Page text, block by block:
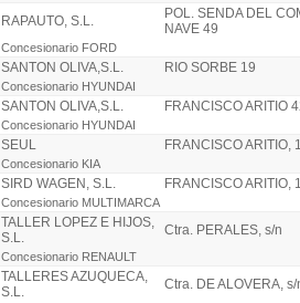
RAPAUTO, S.L.
POL. SENDA DEL
NAVE 49
Concesionario FORD
SANTON OLIVA,S.L. RIO SORBE 19
Concesionario HYUNDAI
SANTON OLIVA,S.L. FRANCISCO ARITIO
Concesionario HYUNDAI
SEUL FRANCISCO ARITIO,
Concesionario KIA
SIRD WAGEN, S.L. FRANCISCO ARITIO,
Concesionario MULTIMARCA
TALLER LOPEZ E HIJOS,
S.L.
Ctra. PERALES, s/n
Concesionario RENAULT
TALLERES AZUQUECA,
S.L.
Ctra. DE ALOVERA, s/